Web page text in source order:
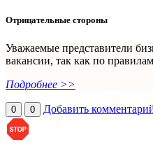
Отрицательные стороны
Уважаемые представители
вакансии, так как по
Подробнее >>
0 0 Добавить